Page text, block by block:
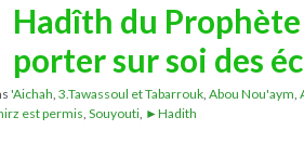
Hadîth du
porter sur soi des
'Aichah, 3.Tawassoul et Tabarrouk, Abou Nou'aym,
est permis, Souyouti, ►Hadith